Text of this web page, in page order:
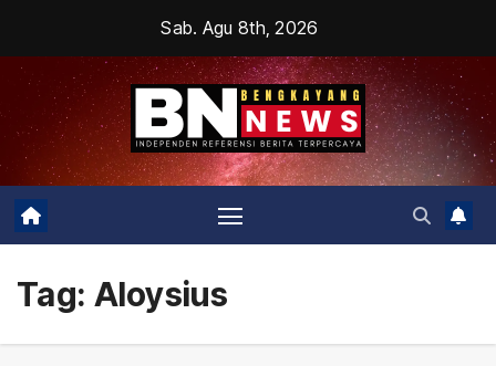
content
Sab. Agu 8th, 2026
Tag: Aloysius